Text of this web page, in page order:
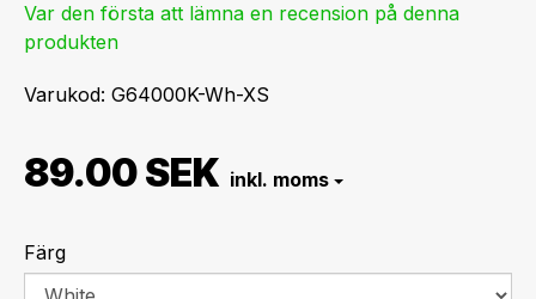
Var den första att lämna en recension på denna
produkten
Varukod G64000K-Wh-XS
89.00 SEK
Färg